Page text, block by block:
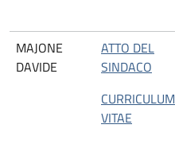
MAJONE
DAVIDE
ATTO DEL
SINDACO
CURRICULUM
VITAE